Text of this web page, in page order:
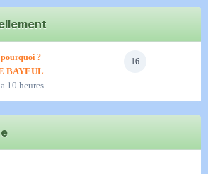
16
?
BAYEUL
10 heures